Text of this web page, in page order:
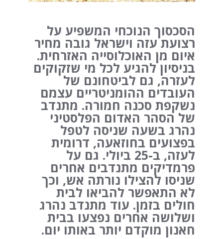
הסכסוך הנוכחי המשפיע על
רצועת עזה וישראל גובה מחיר
איום מן האוכלוסייה האזרחית.
בניסיון להגיע לכל מי שזקוקים
לעזרה, גם לביטחונם של
העובדים ההומניטריים עצמם
נשקפת סכנה חמורה. מתנדב
של הסהר האדום הפלסטיני
נהרג בשעה שניסה לטפל
בפצועים בחוזאעה, דרומית
לעזה, ב-25 ביולי. גם על
פרמדיקים מתנדבים אחרים
שניסו להצילו נורתה אש, וכך
לא התאפשר להביאו לבית
חולים בזמן. עוד מתנדב נהרג
ושלושה אחרים נפצעו בבית
חאנון מוקדם יותר באותו יום.